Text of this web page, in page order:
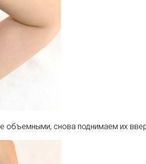
объемными, снова поднимаем их